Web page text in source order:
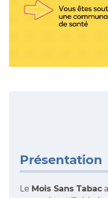
Présentation
Le Mois Sans Tabac